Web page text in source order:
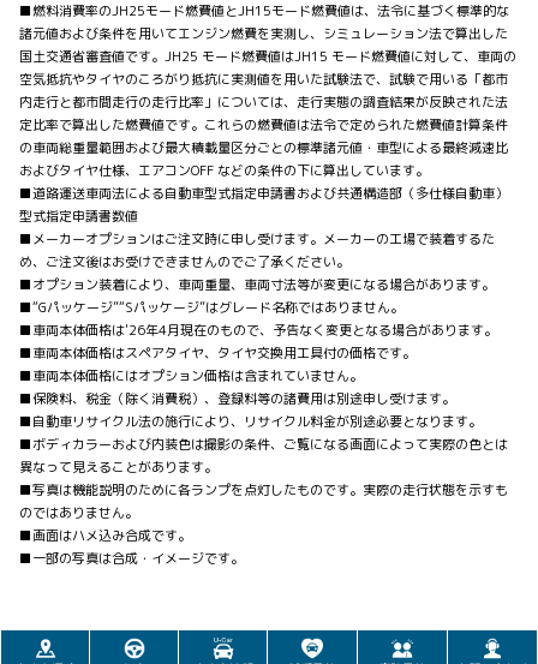
■燃料消費率のJH25モード燃費値とJH15モード燃費値は、法令に基づく標準的な
諸元値および条件を用いてエンジン燃費を実測し、シミュレーション法で算出した
国土交通省審査値です。JH25 モード燃費値はJH15 モード燃費値に対して、車両の
空気抵抗やタイヤのころがり抵抗に実測値を用いた試験法で、試験で用いる「都市
内走行と都市間走行の走行比率」については、走行実態の調査結果が反映された法
定比率で算出した燃費値です。これらの燃費値は法令で定められた燃費値計算条件
の車両総重量範囲および最大積載量区分ごとの標準諸元値・車型による最終減速比
およびタイヤ仕様、エアコンOFF などの条件の下に算出しています。
■道路運送車両法による自動車型式指定申請書および共通構造部（多仕様自動車）
型式指定申請書数値
■メーカーオプションはご注文時に申し受けます。メーカーの工場で装着するた
め、ご注文後はお受けできませんのでご了承ください。
■オプション装着により、車両重量、車両寸法等が変更になる場合があります。
■“Gパッケージ”“Sパッケージ”はグレード名称ではありません。
■車両本体価格は'26年4月現在のもので、予告なく変更となる場合があります。
■車両本体価格はスペアタイヤ、タイヤ交換用工具付の価格です。
■車両本体価格にはオプション価格は含まれていません。
■保険料、税金（除く消費税）、登録料等の諸費用は別途申し受けます。
■自動車リサイクル法の施行により、リサイクル料金が別途必要となります。
■ボディカラーおよび内装色は撮影の条件、ご覧になる画面によって実際の色とは
異なって見えることがあります。
■写真は機能説明のために各ランプを点灯したものです。実際の走行状態を示すも
のではありません。
■画面はハメ込み合成です。
■一部の写真は合成・イメージです。